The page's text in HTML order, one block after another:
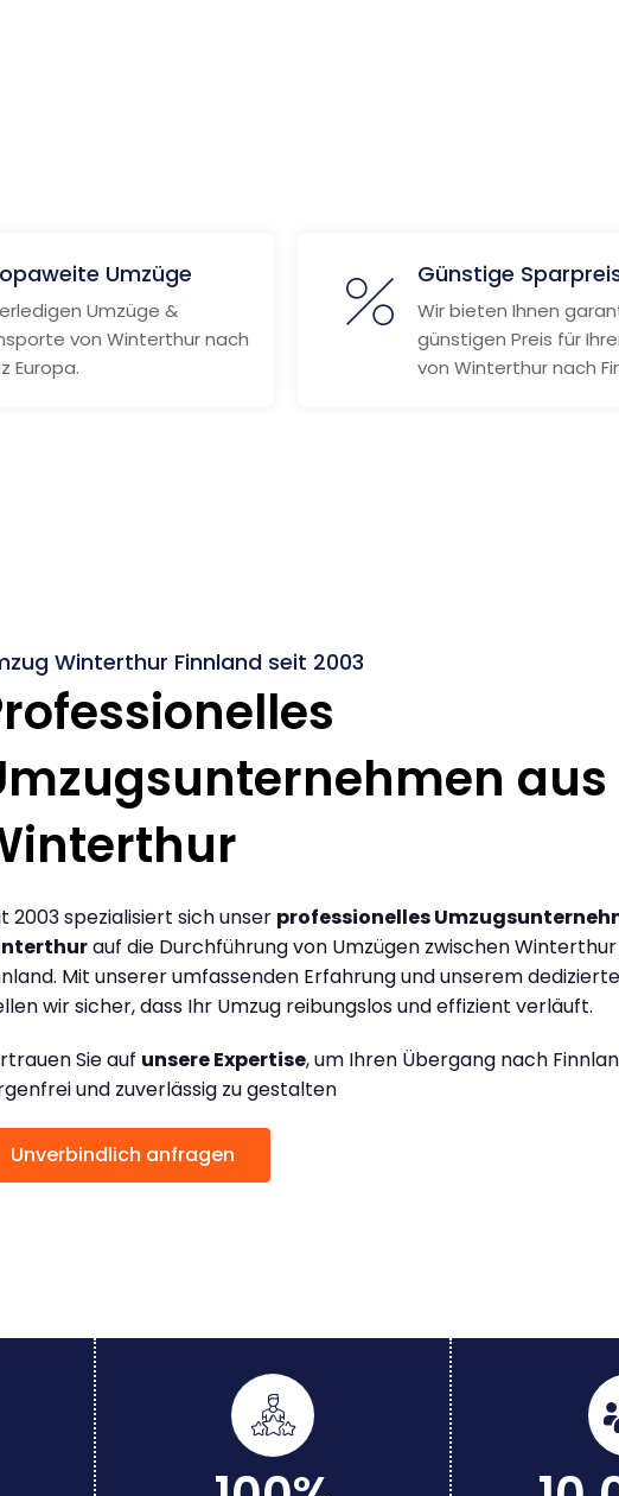
Umzüge
Umzüge &
von Winterthur nach
Europa.
Günstige
Wir bieten Ihnen
günstigen Preis für
von Winterthur nach
Winterthur Finnland seit 2003
aus
2003 spezialisiert sich unser professionelles
auf die Durchführung von Umzügen zwischen
Mit unserer umfassenden Erfahrung und unserem
wir sicher, dass Ihr Umzug reibungslos und effizient verläuft.
Sie auf unsere Expertise, um Ihren Übergang nach
und zuverlässig zu gestalten
Unverbindlich anfragen